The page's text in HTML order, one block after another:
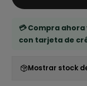
💳 Compra
con tarjeta de
Mostrar stock